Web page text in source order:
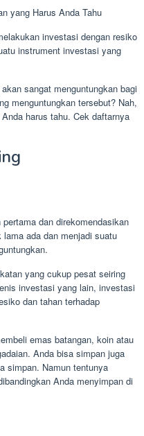
yang Harus Anda Tahu
investasi dengan resiko
instrument investasi yang
sangat menguntungkan bagi
menguntungkan tersebut? Nah,
harus tahu. Cek daftarnya
dan direkomendasikan
ada dan menjadi suatu
yang cukup pesat seiring
investasi yang lain, investasi
dan tahan terhadap
emas batangan, koin atau
Anda bisa simpan juga
simpan. Namun tentunya
Anda menyimpan di